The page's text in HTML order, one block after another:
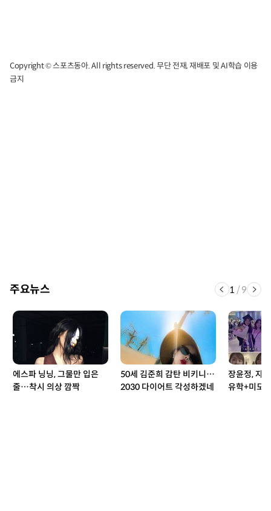
Copyright © 스포츠동아. All rights reserved. 무단 전재, 재배포 및 AI학습 이용
금지
주요뉴스 1 /9
에스파 닝닝, 그물만 입은
줄…착시 의상 깜짝
50세 김준희 감탄 비키니…
2030 다이어트 각성하겠네
장윤정, 자
유학+미모